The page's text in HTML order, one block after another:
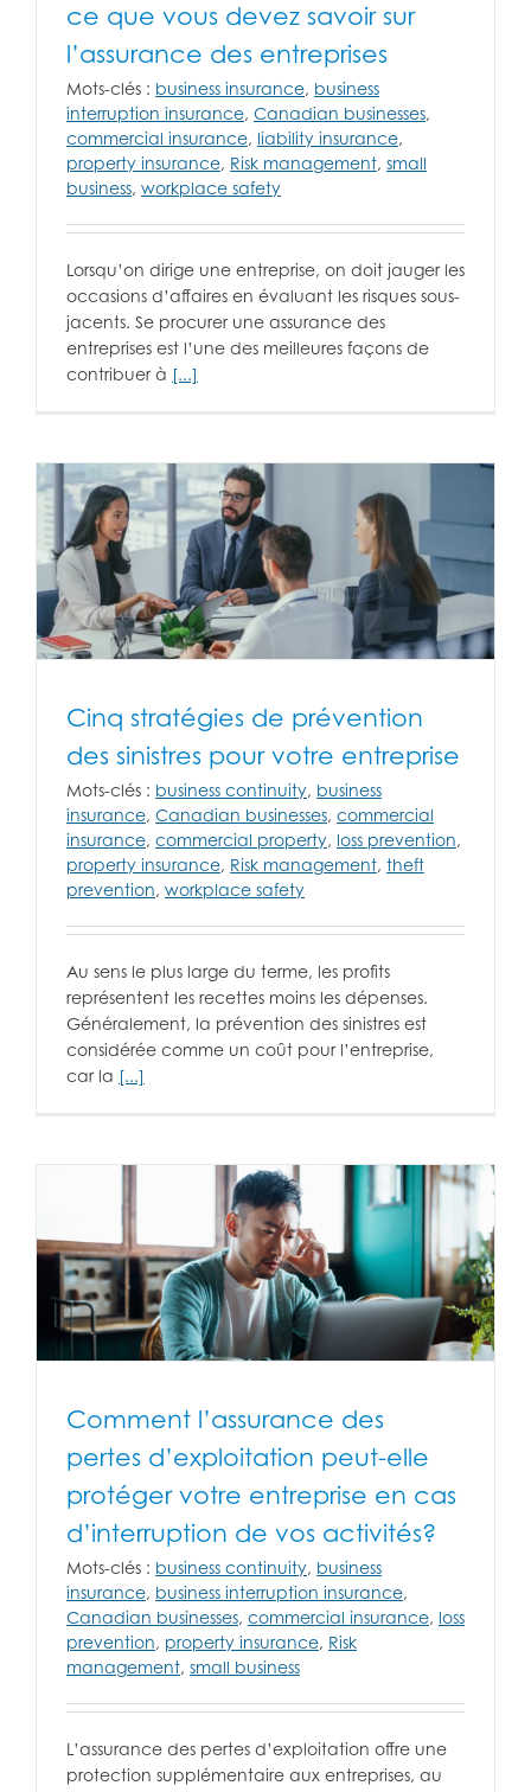
ce que vous devez savoir sur
l’assurance des entreprises
Mots-clés : business insurance, business
interruption insurance, Canadian businesses,
commercial insurance, liability insurance,
property insurance, Risk management, small
business, workplace safety
Lorsqu’on dirige une entreprise, on doit jauger les
occasions d’affaires en évaluant les risques sous-
jacents. Se procurer une assurance des
entreprises est l’une des meilleures façons de
contribuer à [...]
Cinq stratégies de prévention
des sinistres pour votre entreprise
Mots-clés : business continuity, business
insurance, Canadian businesses, commercial
insurance, commercial property, loss prevention,
property insurance, Risk management, theft
prevention, workplace safety
Au sens le plus large du terme, les profits
représentent les recettes moins les dépenses.
Généralement, la prévention des sinistres est
considérée comme un coût pour l’entreprise,
car la [...]
Comment l’assurance des
pertes d’exploitation peut-elle
protéger votre entreprise en cas
d’interruption de vos activités?
Mots-clés : business continuity, business
insurance, business interruption insurance,
Canadian businesses, commercial insurance, loss
prevention, property insurance, Risk
management, small business
L’assurance des pertes d’exploitation offre une
protection supplémentaire aux entreprises, au